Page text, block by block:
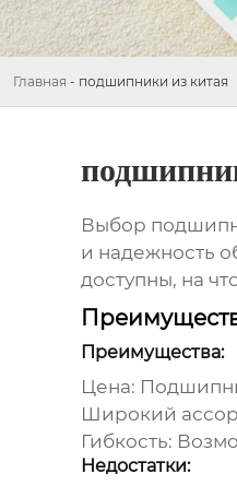
Главная - подшипники из китая
Выбор
и надежность
доступны, на
Преимущества:
Цена:
Широкий
Гибкость:
Недостатки: